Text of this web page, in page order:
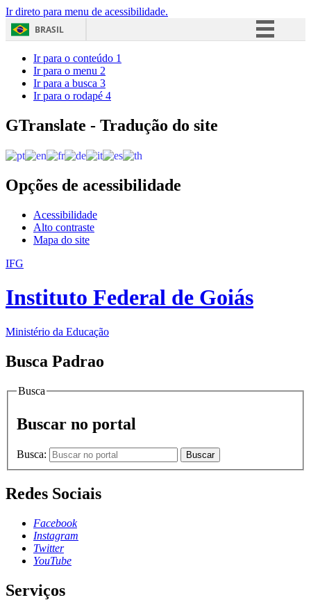
Ir direto para menu de acessibilidade.
BRASIL
Acesso à informação
Ir para o conteúdo 1
Ir para o menu 2
Ir para a busca 3
Ir para o rodapé 4
GTranslate - Tradução do site
Opções de acessibilidade
Acessibilidade
Alto contraste
Mapa do site
IFG
Instituto Federal de Goiás
Ministério da Educação
Busca Padrao
Busca
Buscar no portal
Busca: Buscar
Redes Sociais
Facebook
Instagram
Twitter
YouTube
Serviços